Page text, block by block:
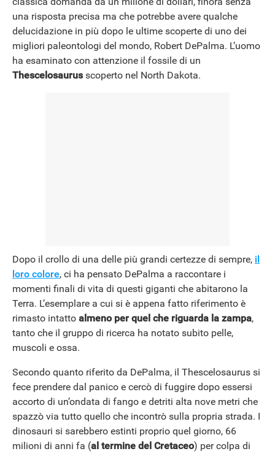
una risposta precisa ma che potrebbe avere qualche
delucidazione in più dopo le ultime scoperte di uno dei
migliori paleontologi del mondo, Robert DePalma. L’uomo
ha esaminato con attenzione il fossile di un
Thescelosaurusscoperto nel North Dakota.
Dopo il crollo di una delle più grandi certezze di sempre, il
loro colore, ci ha pensato DePalma a raccontare i
momenti finali di vita di questi giganti che abitarono la
Terra. L’esemplare a cui si è appena fatto riferimento è
rimasto intatto almeno per quel che riguarda la zampa,
tanto che il gruppo di ricerca ha notato subito pelle,
muscoli e ossa.
Secondo quanto riferito da DePalma, il Thescelosaurus si
fece prendere dal panico e cercò di fuggire dopo essersi
accorto di un’ondata di fango e detriti alta nove metri che
spazzò via tutto quello che incontrò sulla propria strada. I
dinosauri si sarebbero estinti proprio quel giorno, 66
milioni di anni fa (al termine del Cretaceo) per colpa di